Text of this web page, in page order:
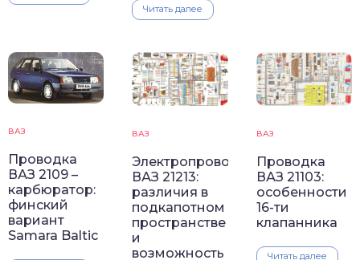
Читать далее
ВАЗ
Проводка
ВАЗ 2109 –
карбюратор:
финский
вариант
Samara Baltic
ВАЗ
Электропроводка
ВАЗ 21213:
различия в
подкапотном
пространстве
и
возможность
ВАЗ
Проводка
ВАЗ 21103:
особенности
16-ти
клапанника
Читать далее